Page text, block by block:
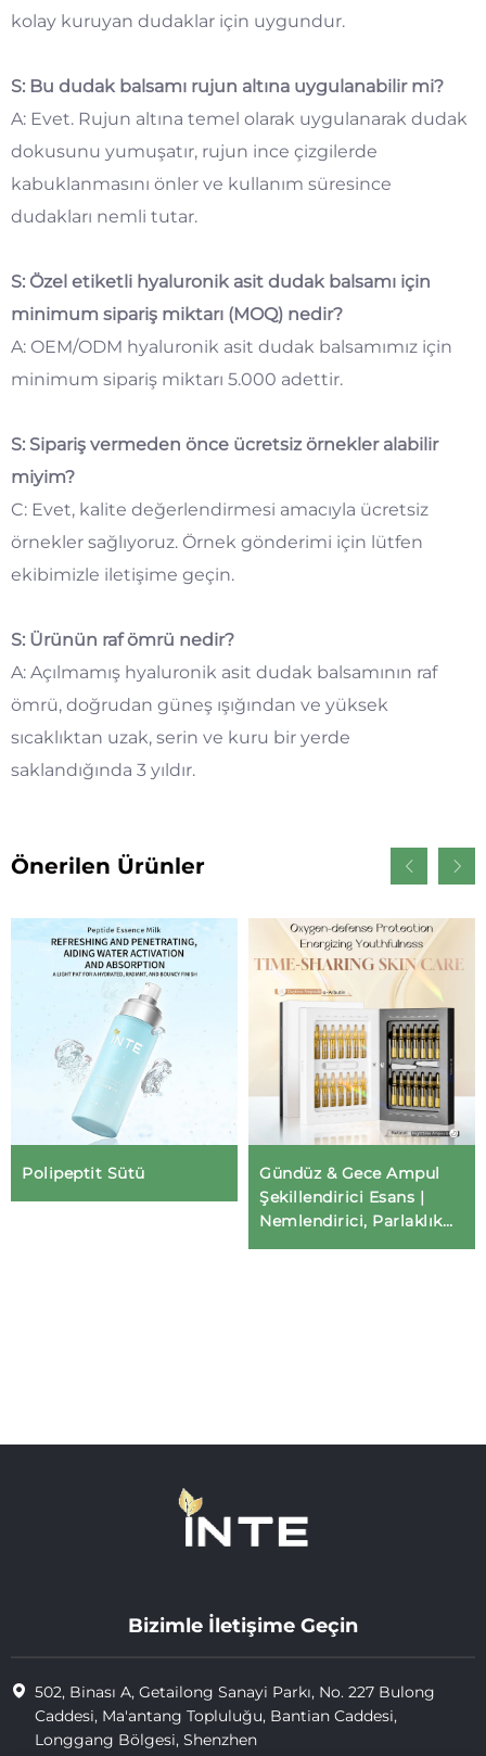
kolay kuruyan dudaklar için uygundur.
S: Bu dudak balsamı rujun altına uygulanabilir mi?
A: Evet. Rujun altına temel olarak uygulanarak dudak
dokusunu yumuşatır, rujun ince çizgilerde
kabuklanmasını önler ve kullanım süresince
dudakları nemli tutar.
S: Özel etiketli hyaluronik asit dudak balsamı için
minimum sipariş miktarı (MOQ) nedir?
A: OEM/ODM hyaluronik asit dudak balsamımız için
minimum sipariş miktarı 5.000 adettir.
S: Sipariş vermeden önce ücretsiz örnekler alabilir
miyim?
C: Evet, kalite değerlendirmesi amacıyla ücretsiz
örnekler sağlıyoruz. Örnek gönderimi için lütfen
ekibimizle iletişime geçin.
S: Ürünün raf ömrü nedir?
A: Açılmamış hyaluronik asit dudak balsamının raf
ömrü, doğrudan güneş ışığından ve yüksek
sıcaklıktan uzak, serin ve kuru bir yerde
saklandığında 3 yıldır.
Önerilen Ürünler
Polipeptit Sütü
Gündüz & Gece Ampul
Şekillendirici Esans |
Nemlendirici, Parlaklık
Verici ve Yaşlanmaya
Bizimle İletişime Geçin
502, Binası A, Getailong Sanayi Parkı, No. 227 Bulong
Caddesi, Ma'antang Topluluğu, Bantian Caddesi,
Longgang Bölgesi, Shenzhen